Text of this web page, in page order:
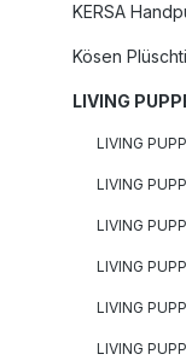
KERSA
Kösen
LIVING
LIVING
LIVING
LIVING
LIVING
LIVING
LIVING